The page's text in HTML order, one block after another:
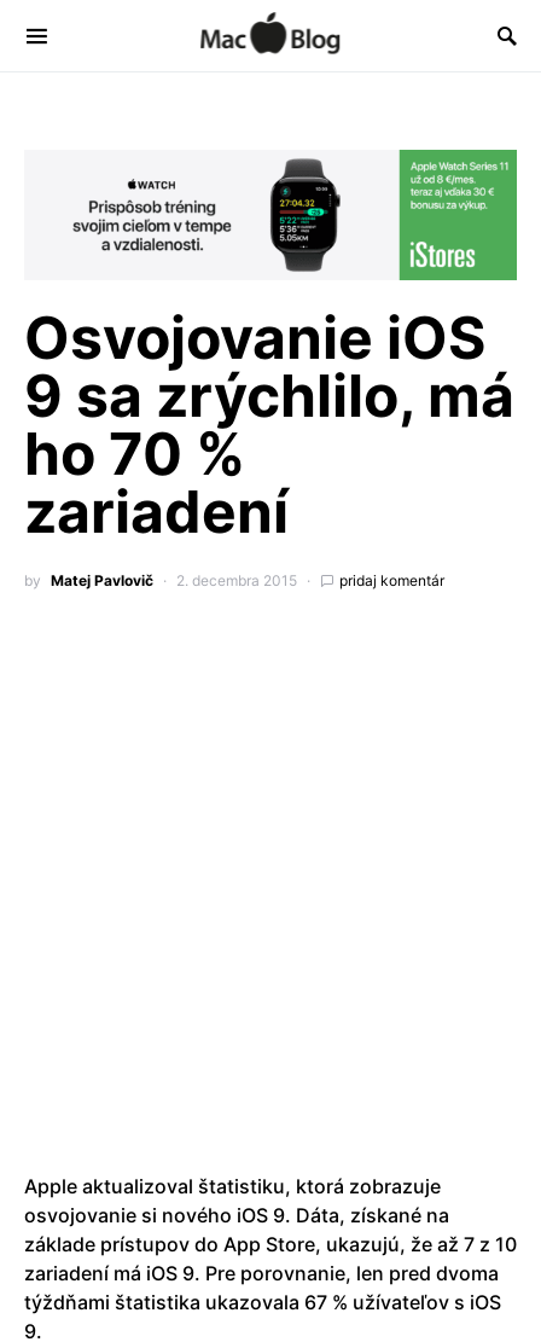
Osvojovanie iOS
9 sa zrýchlilo, má
ho 70 %
zariadení
by Matej Pavlovič 2. decembra 2015 pridaj komentár
Apple aktualizoval štatistiku, ktorá zobrazuje
osvojovanie si nového iOS 9. Dáta, získané na
základe prístupov do App Store, ukazujú, že až 7 z 10
zariadení má iOS 9. Pre porovnanie, len pred dvoma
týždňami štatistika ukazovala 67 % užívateľov s iOS
9.